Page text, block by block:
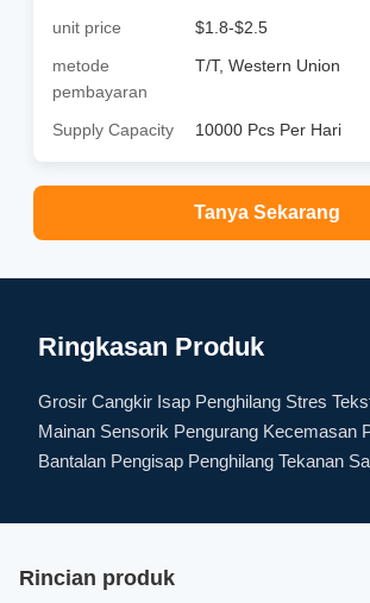
unit price
$1.8-$2.5
metode
pembayaran
T/T, Western Union
Supply Capacity 10000 Pcs Per Hari
Tanya Sekarang
Ringkasan Produk
Grosir Cangkir Isap Penghilang Stres
Mainan Sensorik Pengurang Kecemasan
Bantalan Pengisap Penghilang Tekanan
Rincian produk